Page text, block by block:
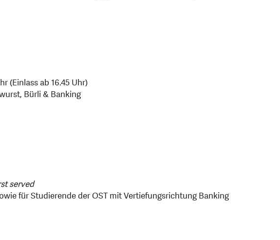
(Einlass ab 16.45 Uhr)
Bürli & Banking
served
für Studierende der OST mit Vertiefungsrichtung Banking